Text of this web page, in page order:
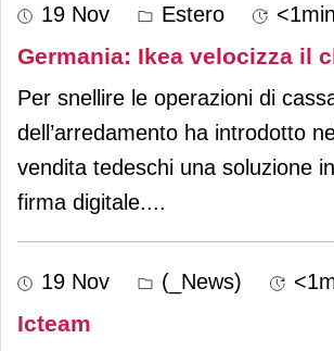
19 Nov Estero <1min
Germania: Ikea velocizza il
Per snellire le operazioni di
dell’arredamento ha introdotto
vendita tedeschi una soluzione
firma digitale....
19 Nov (_News)
Icteam